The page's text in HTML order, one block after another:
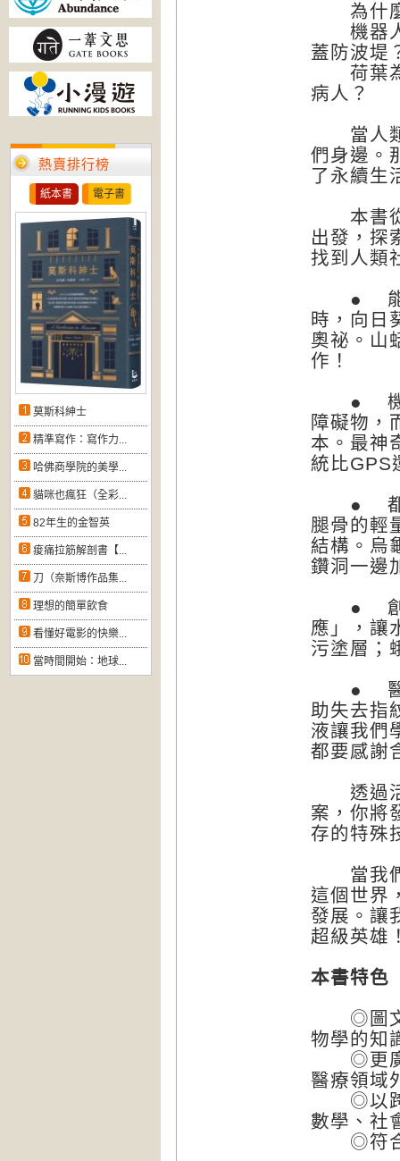
熱賣排行榜
紙本書 電子書
莫斯科紳士
精準寫作：寫作力...
哈佛商學院的美學...
貓咪也瘋狂（全彩...
82年生的金智英
痠痛拉筋解剖書【...
刀（奈斯博作品集...
理想的簡單飲食
看懂好電影的快樂...
當時間開始：地球...
為什麼
機器人
蓋防波堤
荷葉為
病人？
當人類
們身邊。
了永續生
本書從
出發，探
找到人類
● 能源
時，向日
奧祕。山
作！
● 機器
障礙物，
本。最神
統比GPS
● 都市
腿骨的輕
結構。烏
鑽洞一邊
● 創新
應」，讓
污塗層；
● 醫療
助失去指
液讓我們
都要感謝
透過活
案，你將
存的特殊
當我們
這個世界
發展。讓
超級英雄
本書特色
◎圖文
物學的知
◎更廣
醫療領域
◎以跨
數學、社
◎符合